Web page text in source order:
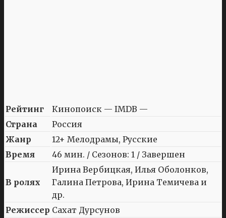
Рейтинг
Кинопоиск — IMDB —
Страна
Россия
Жанр
12+ Мелодрамы, Русские
Время
46 мин. / Сезонов: 1 / Завершен
В ролях
Ирина Вербицкая, Илья Оболонков,
Галина Петрова, Ирина Темичева и
др.
Режиссер Сахат Дурсунов